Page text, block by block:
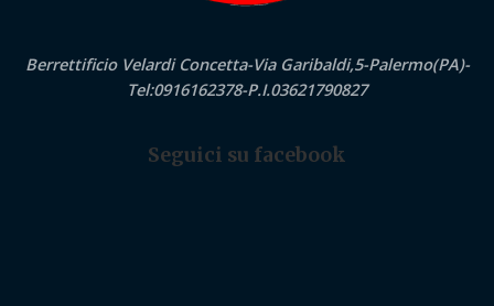
Berrettificio Velardi Concetta-Via Garibaldi,5-Palermo(PA)-
Tel:0916162378-P.I.03621790827
Seguici su facebook